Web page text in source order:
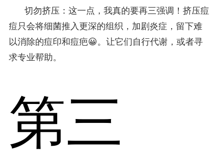
切勿挤压：这一点，我真的要再三强调！挤压痘
痘只会将细菌推入更深的组织，加剧炎症，留下难
以消除的痘印和痘疤😀。让它们自行代谢，或者寻
求专业帮助。
第三